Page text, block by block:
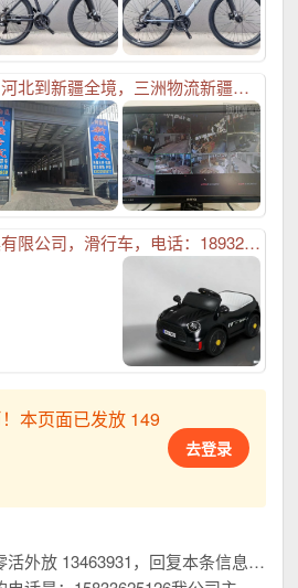
平米，注册资金50万元，坐落于邢临高速广宗入口西侧，交通便利，拥有自己专业的货物运输团队，承接河北至新疆全境运输业务！主发：乌鲁木齐，哈密，喀什，和田，伊利，霍尔果斯，阿克苏，库尔勒等！（三洲物流还会为每件装车的货物上一份保险，免您后顾之忧）,
公司，滑行车，电话：18932992958
本页面已发放 149
去登录
13463931，回复本条信息，查看联系方式